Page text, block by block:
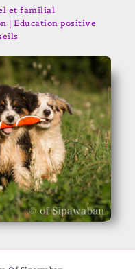
et familial
| Education positive